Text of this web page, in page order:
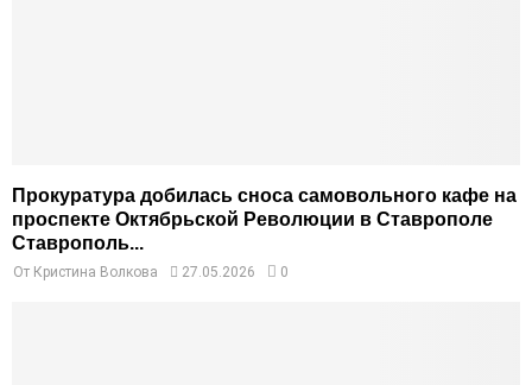
Прокуратура добилась сноса самовольного кафе на
проспекте Октябрьской Революции в Ставрополе
Ставрополь...
От Кристина Волкова 27.05.2026 0